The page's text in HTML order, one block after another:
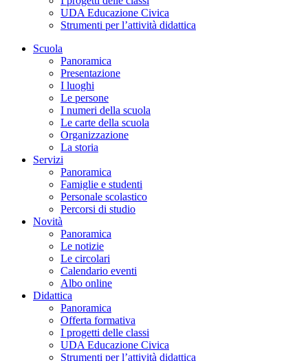
UDA Educazione Civica
Strumenti per l’attività didattica
Scuola
Panoramica
Presentazione
I luoghi
Le persone
I numeri della scuola
Le carte della scuola
Organizzazione
La storia
Servizi
Panoramica
Famiglie e studenti
Personale scolastico
Percorsi di studio
Novità
Panoramica
Le notizie
Le circolari
Calendario eventi
Albo online
Didattica
Panoramica
Offerta formativa
I progetti delle classi
UDA Educazione Civica
Strumenti per l’attività didattica